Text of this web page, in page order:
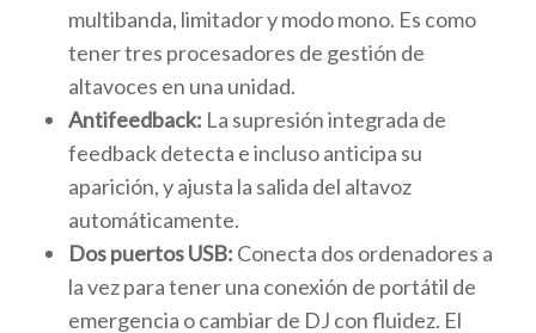
multibanda, limitador y modo mono. Es como
tener tres procesadores de gestión de
altavoces en una unidad.
Antifeedback: La supresión integrada de
feedback detecta e incluso anticipa su
aparición, y ajusta la salida del altavoz
automáticamente.
Dos puertos USB: Conecta dos ordenadores a
la vez para tener una conexión de portátil de
emergencia o cambiar de DJ con fluidez. El